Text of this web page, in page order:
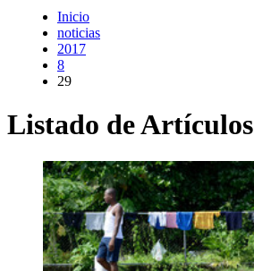
Inicio
noticias
2017
8
29
Listado de Artículos